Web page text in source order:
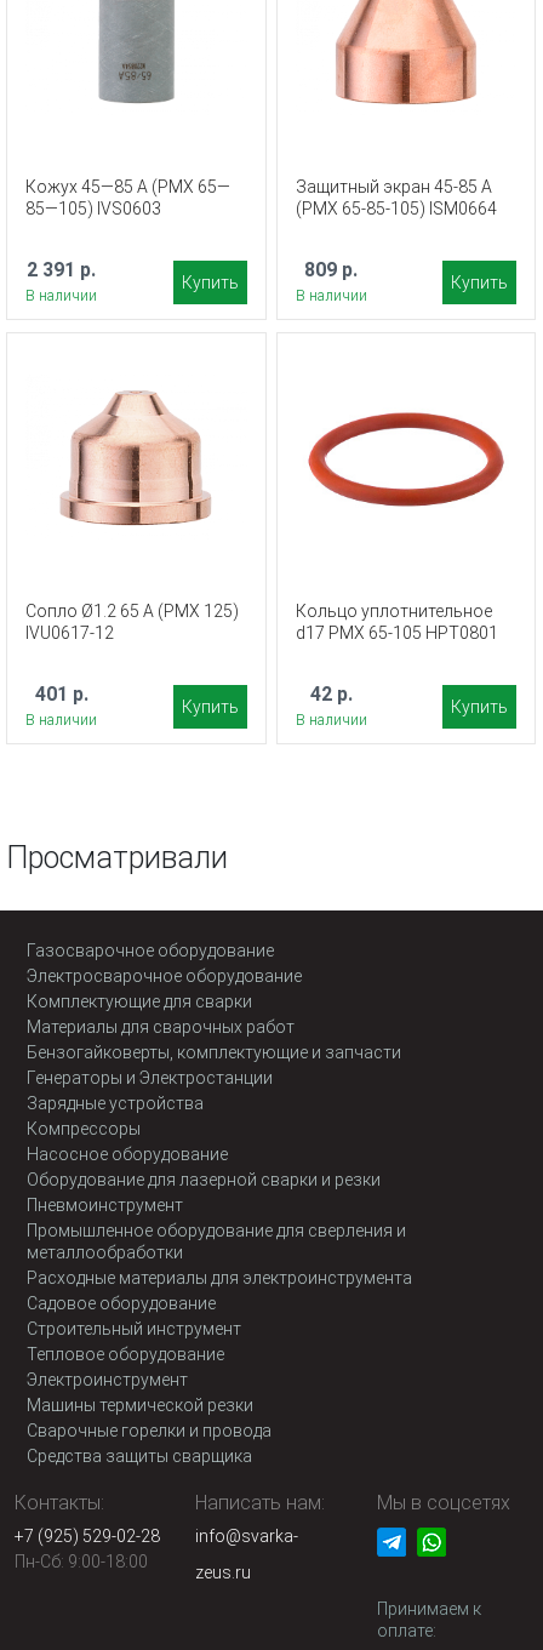
Кожух 45—85 А (PMX 65—
85—105) IVS0603
2 391 р.
В наличии
Купить
Защитный экран 45-85 А
(PMX 65-85-105) ISM0664
809 р.
В наличии
Купить
Сопло Ø1.2 65 A (PMX 125)
IVU0617-12
401 р.
В наличии
Купить
Кольцо уплотнительное
d17 PMX 65-105 HPT0801
42 р.
В наличии
Купить
Просматривали
Газосварочное оборудование
Электросварочное оборудование
Комплектующие для сварки
Материалы для сварочных работ
Бензогайковерты, комплектующие и запчасти
Генераторы и Электростанции
Зарядные устройства
Компрессоры
Насосное оборудование
Оборудование для лазерной сварки и резки
Пневмоинструмент
Промышленное оборудование для сверления и
металлообработки
Расходные материалы для электроинструмента
Садовое оборудование
Строительный инструмент
Тепловое оборудование
Электроинструмент
Машины термической резки
Сварочные горелки и провода
Средства защиты сварщика
Контакты:
+7 (925) 529-02-28
Пн-Сб: 9:00-18:00
Написать нам:
info@svarka-
zeus.ru
Мы в соцсетях
Принимаем к
оплате: